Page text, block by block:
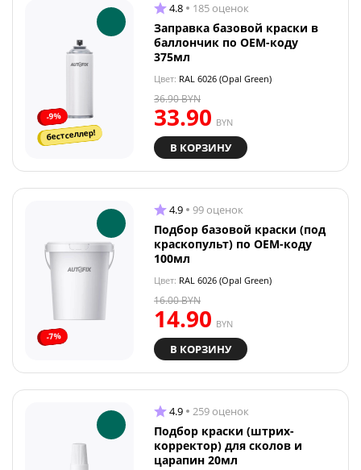
-9%
бестселлер!
4.8 185 оценок
Заправка базовой краски в
баллончик по OEM-коду
375мл
Цвет: RAL 6026 (Opal Green)
33.90 BYN
36.90BYN
В КОРЗИНУ
-7%
4.9 99 оценок
Подбор базовой краски (под
краскопульт) по OEM-коду
100мл
Цвет: RAL 6026 (Opal Green)
14.90 BYN
16.00BYN
В КОРЗИНУ
4.9 259 оценок
Подбор краски (штрих-
корректор) для сколов и
царапин 20мл